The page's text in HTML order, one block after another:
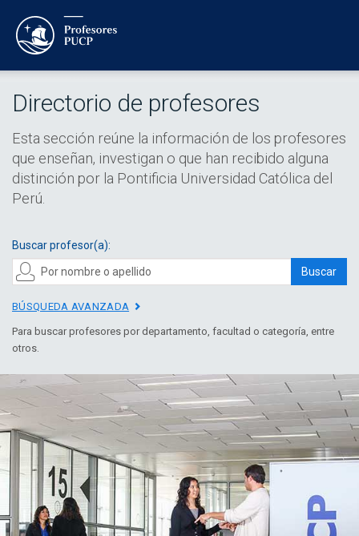
Directorio de profesores
Esta sección reúne la información de los profesores
que enseñan, investigan o que han recibido alguna
distinción por la Pontificia Universidad Católica del
Perú.
Buscar profesor(a):
Buscar
BÚSQUEDA AVANZADA
Para buscar profesores por departamento, facultad o categoría, entre
otros.